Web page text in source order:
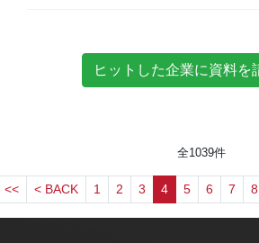
全1039件
<< < BACK 1 2 3 4 5 6 7 8